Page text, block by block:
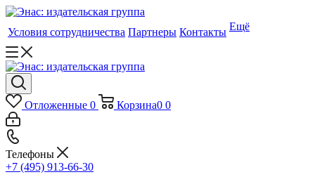
Условия сотрудничества Партнеры Контакты Ещё
Отложенные 0 Корзина0 0
Телефоны
+7 (495) 913-66-30